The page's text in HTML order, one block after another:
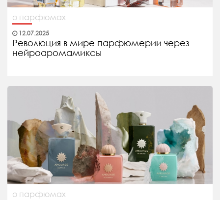
о парфюмах
12.07.2025
Революция в мире парфюмерии через
нейроаромамиксы
о парфюмах